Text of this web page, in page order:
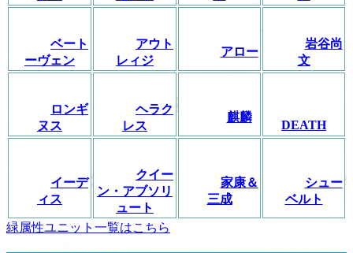
ベート
ーヴェン
アウト
レィジ
アロー
岩谷尚
文
ロンギ
ヌス
ヘラク
レス
麒麟
DEATH
イーデ
ィス
クイー
ン・アブソリ
ュート
家康＆
三成
シュー
ベルト
緑属性ユニット一覧はこちら